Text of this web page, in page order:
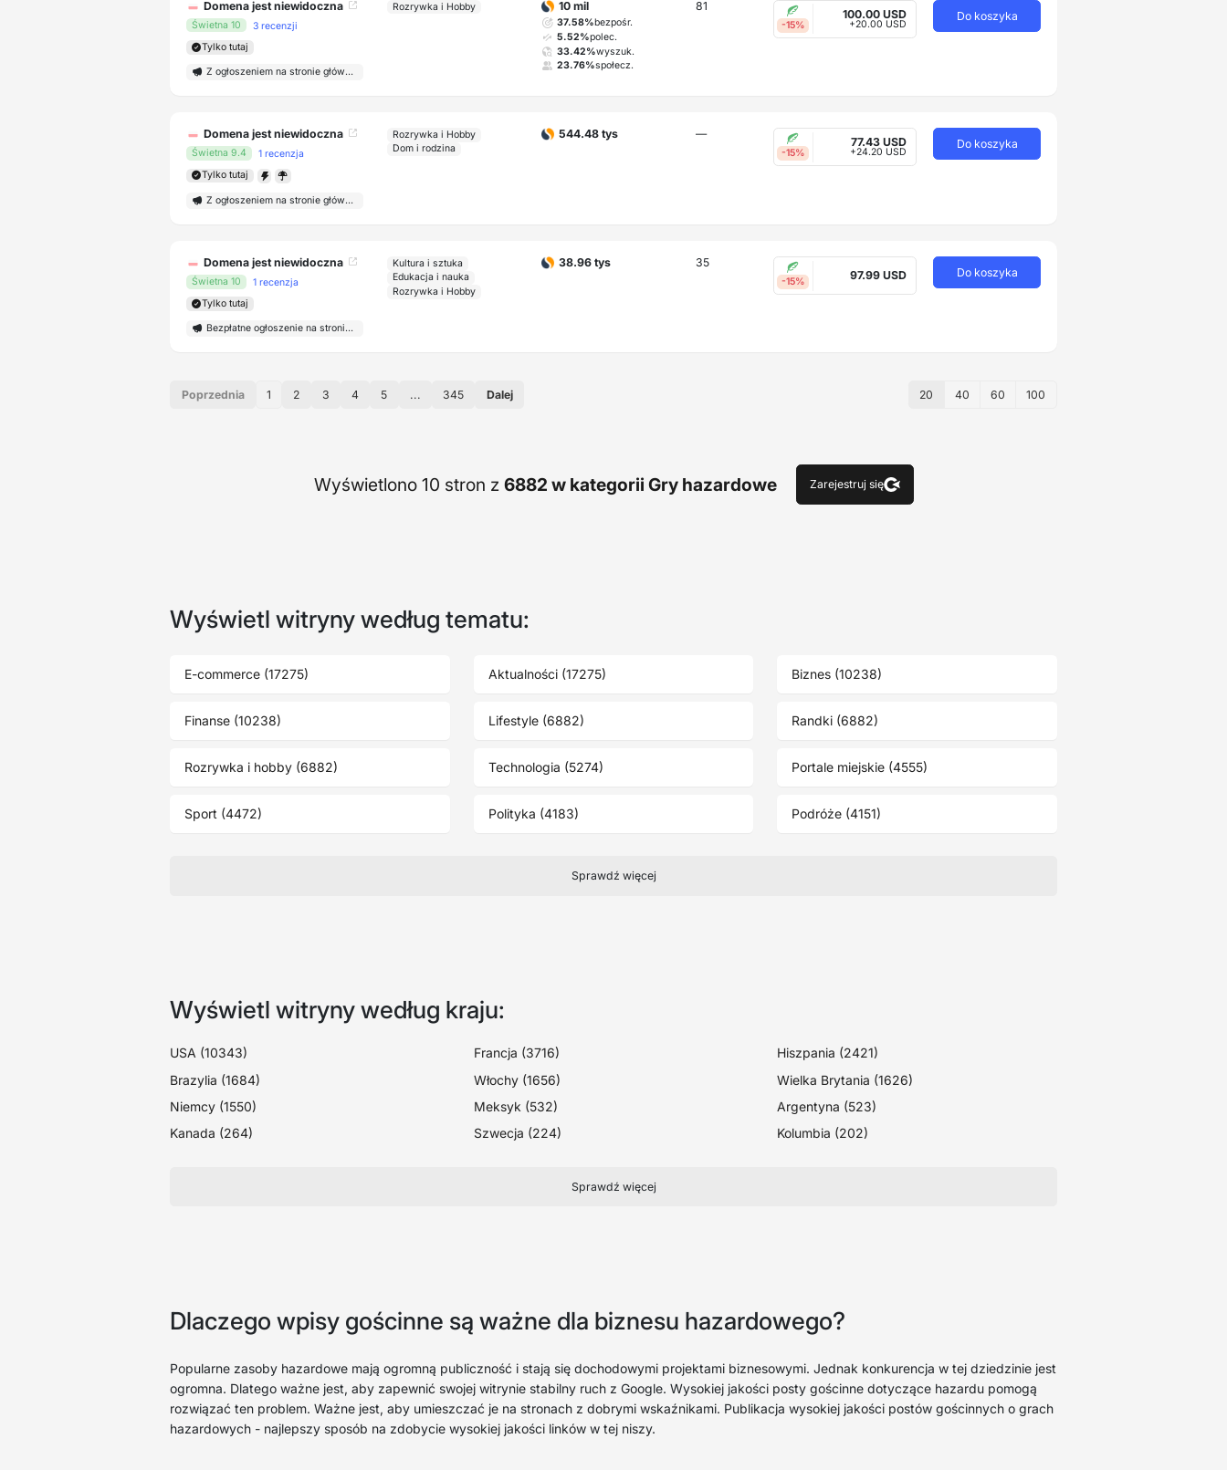
Domena jest niewidoczna
Świetna 10
3 recenzji
Tylko tutaj
Z ogłoszeniem na stronie głównej
Rozrywka i Hobby 10 mil
37.58%bezpośr.
5.52%polec.
33.42%wyszuk.
23.76%społecz.
81
-15%
100.00 USD
+20.00 USD
Do koszyka
Domena jest niewidoczna
Świetna 9.4
1 recenzja
Tylko tutaj
Z ogłoszeniem na stronie głównej
Rozrywka i Hobby
Dom i rodzina
544.48 tys —
-15%
77.43 USD
+24.20 USD
Do koszyka
Domena jest niewidoczna
Świetna 10
1 recenzja
Tylko tutaj
Bezpłatne ogłoszenie na stronie głównej
Kultura i sztuka
Edukacja i nauka
Rozrywka i Hobby
38.96 tys 35
-15% 97.99 USD Do koszyka
Poprzednia 1 2 3 4 5 ... 345 Dalej 20 40 60 100
Wyświetlono 10 stron z 6882 w kategorii Gry hazardowe Zarejestruj się
Wyświetl witryny według tematu:
E-commerce (17275) Aktualności (17275) Biznes (10238)
Finanse (10238) Lifestyle (6882) Randki (6882)
Rozrywka i hobby (6882) Technologia (5274) Portale miejskie (4555)
Sport (4472) Polityka (4183) Podróże (4151)
Sprawdź więcej
Wyświetl witryny według kraju:
USA (10343) Francja (3716)
Hiszpania (2421)
Brazylia (1684)
Włochy (1656)
Wielka Brytania (1626)
Niemcy (1550)
Meksyk (532)
Argentyna (523)
Kanada (264)
Szwecja (224) Kolumbia (202)
Sprawdź więcej
Dlaczego wpisy gościnne są ważne dla biznesu hazardowego?
Popularne zasoby hazardowe mają ogromną publiczność i stają się dochodowymi projektami biznesowymi. Jednak konkurencja w tej dziedzinie jest
ogromna. Dlatego ważne jest, aby zapewnić swojej witrynie stabilny ruch z Google. Wysokiej jakości posty gościnne dotyczące hazardu pomogą
rozwiązać ten problem. Ważne jest, aby umieszczać je na stronach z dobrymi wskaźnikami. Publikacja wysokiej jakości postów gościnnych o grach
hazardowych - najlepszy sposób na zdobycie wysokiej jakości linków w tej niszy.